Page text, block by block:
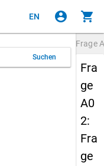
EN account_circle shopping_cart
Suchen
Frage
Fra
ge
A0
2:
Fra
ge